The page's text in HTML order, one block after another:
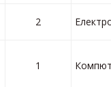
2
1